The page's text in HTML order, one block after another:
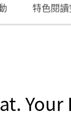
特色閱
Your